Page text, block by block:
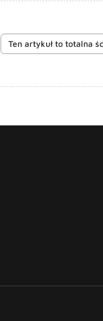
Ten artykuł to totalna